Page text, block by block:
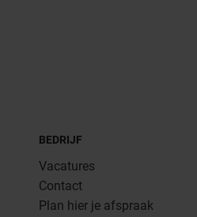
BEDRIJF
Vacatures
Contact
Plan hier je afspraak